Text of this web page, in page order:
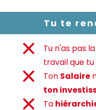
Tu te
Tu n'as pas la
travail que tu
Ton Salaire
ton
Ta